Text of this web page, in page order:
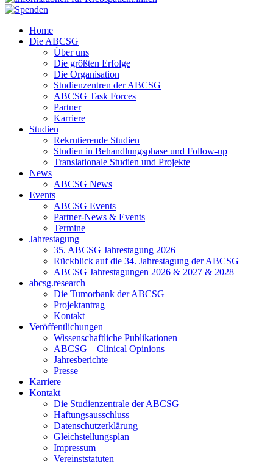
Home
Die ABCSG
Über uns
Die größten Erfolge
Die Organisation
Studienzentren der ABCSG
ABCSG Task Forces
Partner
Karriere
Studien
Rekrutierende Studien
Studien in Behandlungsphase und Follow-up
Translationale Studien und Projekte
News
ABCSG News
Events
ABCSG Events
Partner-News & Events
Termine
Jahrestagung
35. ABCSG Jahrestagung 2026
Rückblick auf die 34. Jahrestagung der ABCSG
ABCSG Jahrestagungen 2026 & 2027 & 2028
abcsg.research
Die Tumorbank der ABCSG
Projektantrag
Kontakt
Veröffentlichungen
Wissenschaftliche Publikationen
ABCSG – Clinical Opinions
Jahresberichte
Presse
Karriere
Kontakt
Die Studienzentrale der ABCSG
Haftungsausschluss
Datenschutzerklärung
Gleichstellungsplan
Impressum
Vereinststatuten